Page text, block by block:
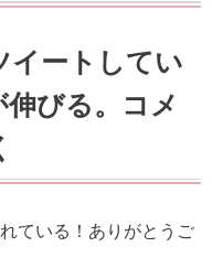
イートしてい
びる。コメ
ている！ありがとうご